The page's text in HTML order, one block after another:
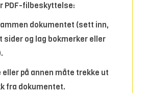
PDF-filbeskyttelse:
dokumentet (sett inn,
sider og lag bokmerker eller
eller på annen måte trekke ut
fra dokumentet.